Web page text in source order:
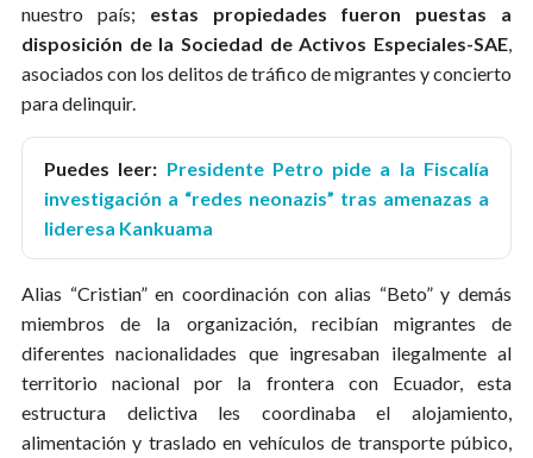
nuestro país; estas propiedades fueron puestas a
disposición de la Sociedad de Activos Especiales-SAE,
asociados con los delitos de tráfico de migrantes y concierto
para delinquir.
Puedes leer: Presidente Petro pide a la Fiscalía
investigación a “redes neonazis” tras amenazas a
lideresa Kankuama
Alias “Cristian” en coordinación con alias “Beto” y demás
miembros de la organización, recibían migrantes de
diferentes nacionalidades que ingresaban ilegalmente al
territorio nacional por la frontera con Ecuador, esta
estructura delictiva les coordinaba el alojamiento,
alimentación y traslado en vehículos de transporte púbico,